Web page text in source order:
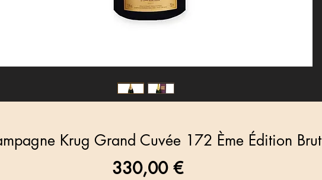
Krug Grand Cuvée 172 Ème Édition Brut
330,00 €Prezzo